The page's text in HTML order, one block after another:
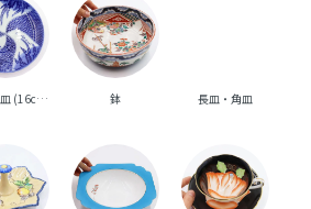
中皿・大皿 (16cm台～) 鉢 長皿・角皿